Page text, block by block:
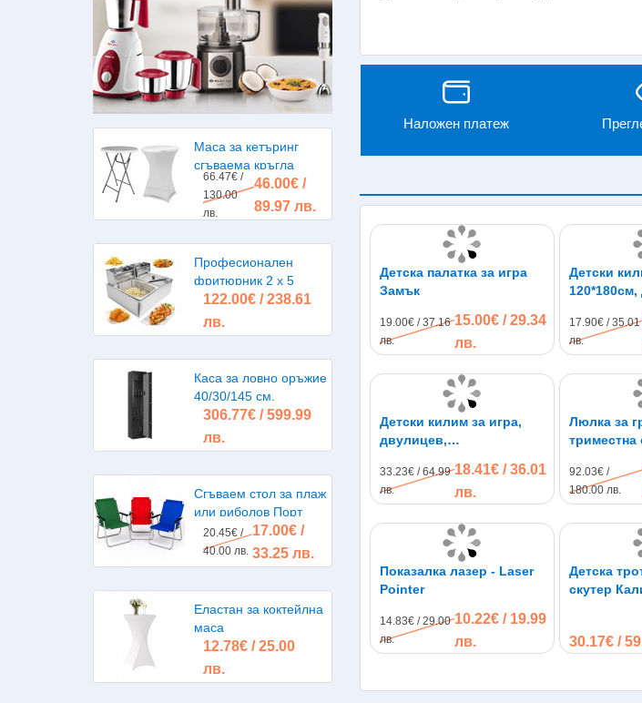
Маса за кетъринг
сгъваема кръгла
диаметър 80см.
66.47€ /
130.00
лв.
46.00€ /
89.97 лв.
Професионален
фритюрник 2 х 5
литра 2х2500W
122.00€ / 238.61
лв.
Каса за ловно оръжие
40/30/145 см.
306.77€ / 599.99
лв.
Сгъваем стол за плаж
или риболов Порт
20.45€ /
40.00 лв.
17.00€ /
33.25 лв.
Еластан за коктейлна
маса
12.78€ / 25.00
лв.
Наложен платеж
Детска палатка за игра
Замък
19.00€ / 37.16
лв.
15.00€ / 29.34
лв.
Детски
пяна
17.90€ / 35.01
лв.
Детски килим за игра,
двулицев,
пяна, 180*200см
33.23€ / 64.99
лв.
18.41€ / 36.01
лв.
Люлка за
триместна
92.03€ /
180.00 лв.
Показалка лазер - Laser
Pointer
14.83€ / 29.00
лв.
10.22€ / 19.99
лв.
Детска
скутер
30.17€ /